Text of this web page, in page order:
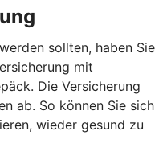
sollten, haben Sie
mit
Die Versicherung
ab. So können Sie sich
wieder gesund zu